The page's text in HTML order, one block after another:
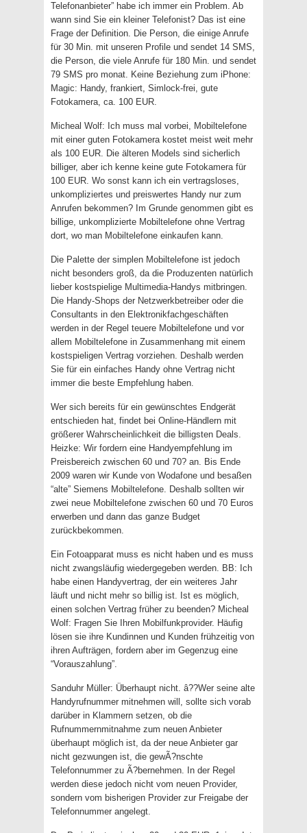
Telefonanbieter” habe ich immer ein Problem. Ab
wann sind Sie ein kleiner Telefonist? Das ist eine
Frage der Definition. Die Person, die einige Anrufe
für 30 Min. mit unseren Profile und sendet 14 SMS,
die Person, die viele Anrufe für 180 Min. und sendet
79 SMS pro monat. Keine Beziehung zum iPhone:
Magic: Handy, frankiert, Simlock-frei, gute
Fotokamera, ca. 100 EUR.
Micheal Wolf: Ich muss mal vorbei, Mobiltelefone
mit einer guten Fotokamera kostet meist weit mehr
als 100 EUR. Die älteren Models sind sicherlich
billiger, aber ich kenne keine gute Fotokamera für
100 EUR. Wo sonst kann ich ein vertragsloses,
unkompliziertes und preiswertes Handy nur zum
Anrufen bekommen? Im Grunde genommen gibt es
billige, unkomplizierte Mobiltelefone ohne Vertrag
dort, wo man Mobiltelefone einkaufen kann.
Die Palette der simplen Mobiltelefone ist jedoch
nicht besonders groß, da die Produzenten natürlich
lieber kostspielige Multimedia-Handys mitbringen.
Die Handy-Shops der Netzwerkbetreiber oder die
Consultants in den Elektronikfachgeschäften
werden in der Regel teuere Mobiltelefone und vor
allem Mobiltelefone in Zusammenhang mit einem
kostspieligen Vertrag vorziehen. Deshalb werden
Sie für ein einfaches Handy ohne Vertrag nicht
immer die beste Empfehlung haben.
Wer sich bereits für ein gewünschtes Endgerät
entschieden hat, findet bei Online-Händlern mit
größerer Wahrscheinlichkeit die billigsten Deals.
Heizke: Wir fordern eine Handyempfehlung im
Preisbereich zwischen 60 und 70? an. Bis Ende
2009 waren wir Kunde von Wodafone und besaßen
“alte” Siemens Mobiltelefone. Deshalb sollten wir
zwei neue Mobiltelefone zwischen 60 und 70 Euros
erwerben und dann das ganze Budget
zurückbekommen.
Ein Fotoapparat muss es nicht haben und es muss
nicht zwangsläufig wiedergegeben werden. BB: Ich
habe einen Handyvertrag, der ein weiteres Jahr
läuft und nicht mehr so billig ist. Ist es möglich,
einen solchen Vertrag früher zu beenden? Micheal
Wolf: Fragen Sie Ihren Mobilfunkprovider. Häufig
lösen sie ihre Kundinnen und Kunden frühzeitig von
ihren Aufträgen, fordern aber im Gegenzug eine
“Vorauszahlung”.
Sanduhr Müller: Überhaupt nicht. â??Wer seine alte
Handyrufnummer mitnehmen will, sollte sich vorab
darüber in Klammern setzen, ob die
Rufnummernmitnahme zum neuen Anbieter
überhaupt möglich ist, da der neue Anbieter gar
nicht gezwungen ist, die gewÃ?nschte
Telefonnummer zu Ã?bernehmen. In der Regel
werden diese jedoch nicht vom neuen Provider,
sondern vom bisherigen Provider zur Freigabe der
Telefonnummer angelegt.